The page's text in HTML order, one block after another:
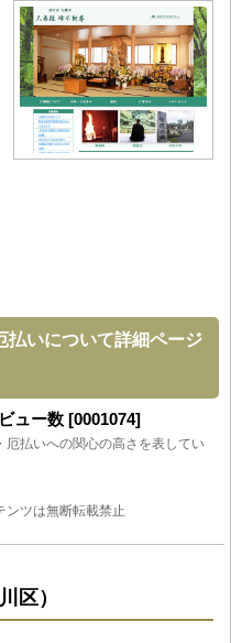
払いについて詳細ページ
ュー数 [0001074]
払いへの関心の高さを表してい
ツは無断転載禁止
区）